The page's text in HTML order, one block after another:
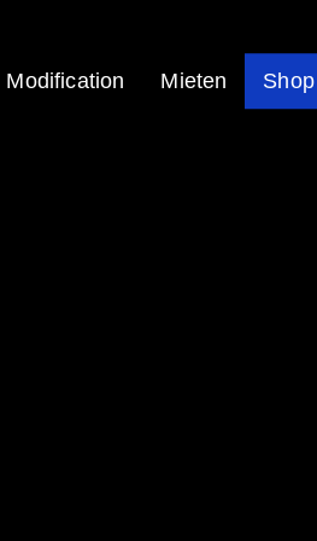
Modification Mieten Shop